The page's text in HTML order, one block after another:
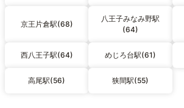
京王片倉駅(68)
八王子みなみ野駅
(64)
西八王子駅(64) めじろ台駅(61)
高尾駅(56) 狭間駅(55)